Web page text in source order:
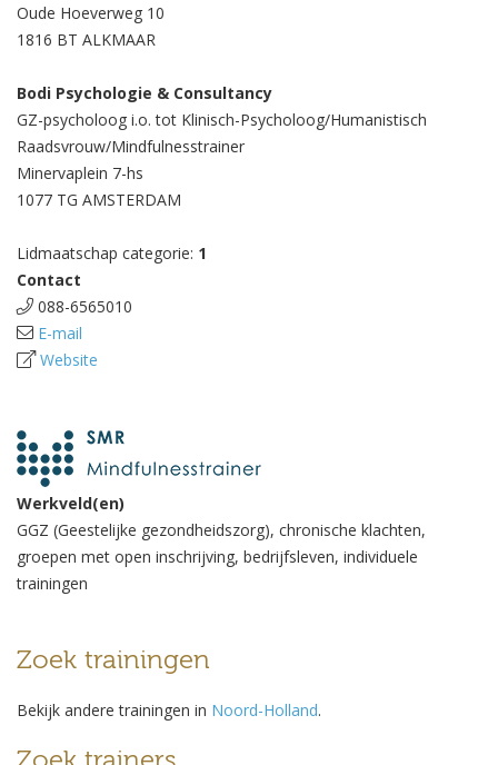
Oude Hoeverweg 10
1816 BT ALKMAAR
Bodi Psychologie & Consultancy
GZ-psycholoog i.o. tot Klinisch-Psycholoog/Humanistisch
Raadsvrouw/Mindfulnesstrainer
Minervaplein 7-hs
1077 TG AMSTERDAM
Lidmaatschap categorie: 1
Contact
088-6565010
E-mail
Website
Werkveld(en)
GGZ (Geestelijke gezondheidszorg), chronische klachten,
groepen met open inschrijving, bedrijfsleven, individuele
trainingen
Zoek trainingen
Bekijk andere trainingen in Noord-Holland.